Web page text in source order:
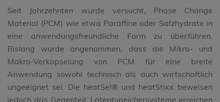
Seit Jahrzehnten wurde versucht, Phase Change
Material (PCM) wie etwa Paraffine oder Salzhydrate in
eine anwendungsfreundliche Form zu überführen.
Bislang wurde angenommen, dass die Mikro- und
Makro-Verkapselung von PCM für eine breite
Anwendung sowohl technisch als auch wirtschaftlich
ungeeignet sei. Die heatSel® und heatStixx beweisen
jedoch das Gegenteil. Latentspeichersysteme erreichen